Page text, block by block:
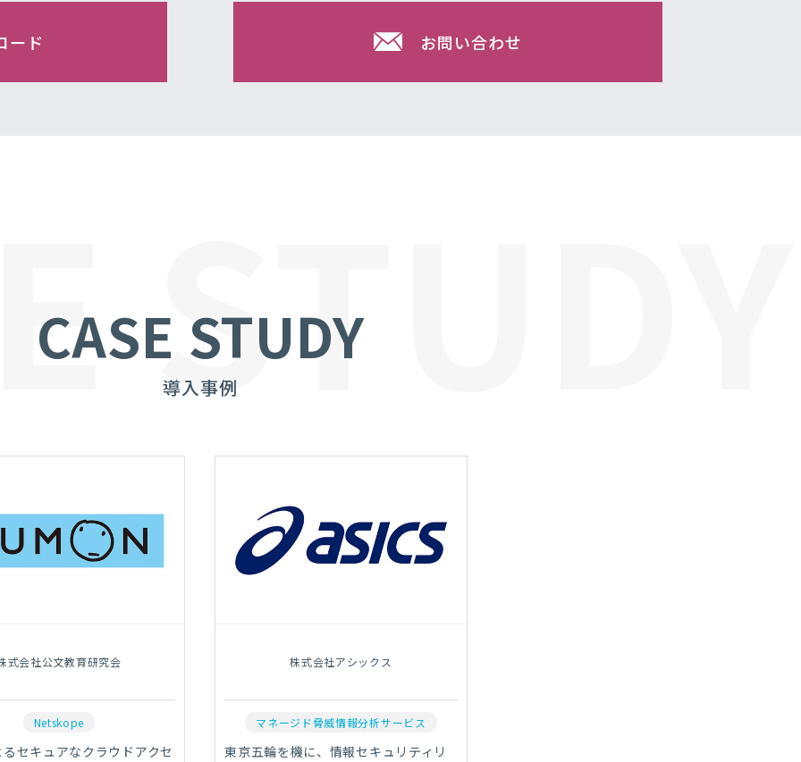
ード お問い合わせ
STUDY
CASE STUDY
導入事例
式会社公文教育研究会
Netskope
セキュアなクラウドアクセ
株式会社アシックス
マネージド脅威情報分析サービス
東京五輪を機に、情報セキュリティリ